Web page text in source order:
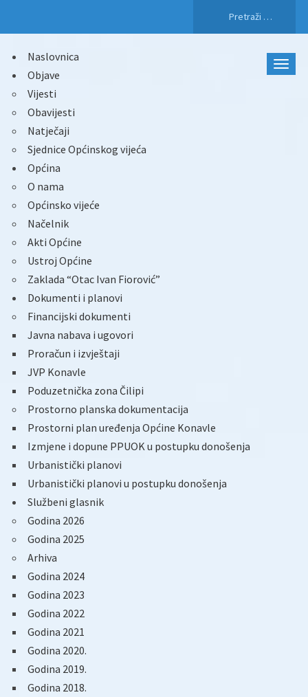
Naslovnica
Objave
Vijesti
Obavijesti
Natječaji
Sjednice Općinskog vijeća
Općina
O nama
Općinsko vijeće
Načelnik
Akti Općine
Ustroj Općine
Zaklada “Otac Ivan Fiorović”
Dokumenti i planovi
Financijski dokumenti
Javna nabava i ugovori
Proračun i izvještaji
JVP Konavle
Poduzetnička zona Čilipi
Prostorno planska dokumentacija
Prostorni plan uređenja Općine Konavle
Izmjene i dopune PPUOK u postupku donošenja
Urbanistički planovi
Urbanistički planovi u postupku donošenja
Službeni glasnik
Godina 2026
Godina 2025
Arhiva
Godina 2024
Godina 2023
Godina 2022
Godina 2021
Godina 2020.
Godina 2019.
Godina 2018.